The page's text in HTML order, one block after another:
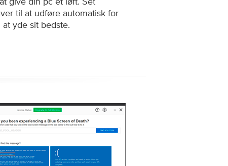
til at udføre automatisk for
yde sit bedste.